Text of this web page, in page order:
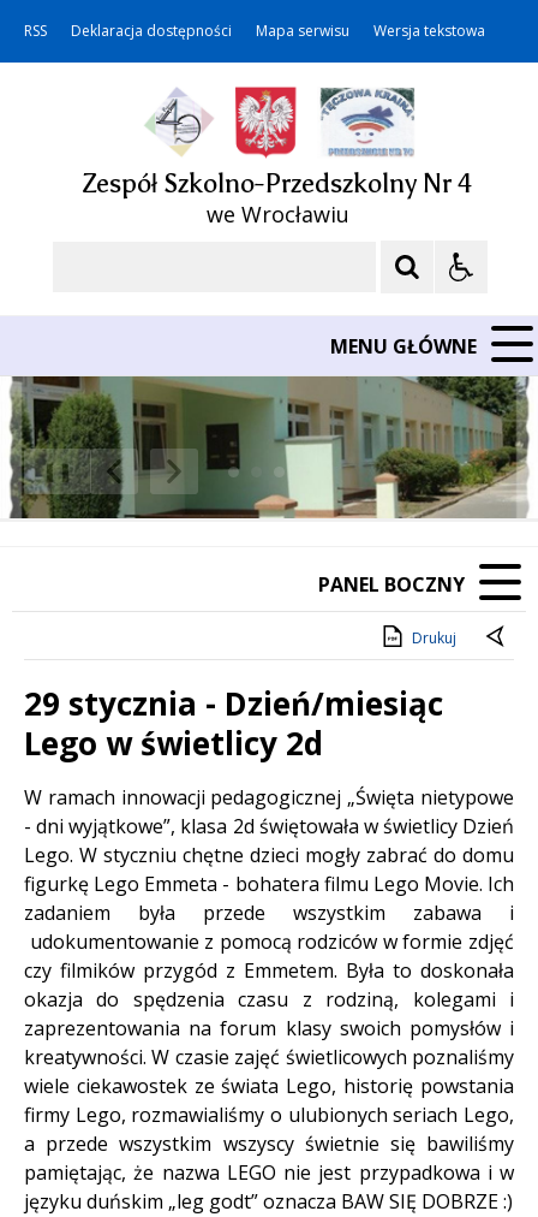
RSS Deklaracja dostępności Mapa serwisu Wersja tekstowa
Zespół Szkolno-Przedszkolny Nr 4
we Wrocławiu
MENU GŁÓWNE
Poprzedni Element
Następny Element
❚❚
PANEL BOCZNY
Drukuj
29 stycznia - Dzień/miesiąc
Lego w świetlicy 2d
Treść
W ramach innowacji pedagogicznej „Święta nietypowe
- dni wyjątkowe”, klasa 2d świętowała w świetlicy Dzień
Lego. W styczniu chętne dzieci mogły zabrać do domu
figurkę Lego Emmeta - bohatera filmu Lego Movie. Ich
zadaniem była przede wszystkim zabawa i
udokumentowanie z pomocą rodziców w formie zdjęć
czy filmików przygód z Emmetem. Była to doskonała
okazja do spędzenia czasu z rodziną, kolegami i
zaprezentowania na forum klasy swoich pomysłów i
kreatywności. W czasie zajęć świetlicowych poznaliśmy
wiele ciekawostek ze świata Lego, historię powstania
firmy Lego, rozmawialiśmy o ulubionych seriach Lego,
a przede wszystkim wszyscy świetnie się bawiliśmy
pamiętając, że nazwa LEGO nie jest przypadkowa i w
języku duńskim „leg godt” oznacza BAW SIĘ DOBRZE :)